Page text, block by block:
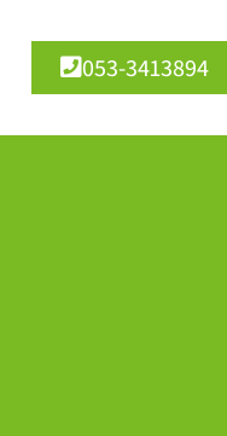
053-3413894